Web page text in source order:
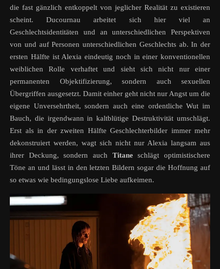
die fast gänzlich entkoppelt von jeglicher Realität zu existieren
scheint. Ducournau arbeitet sich hier viel an
Geschlechtsidentitäten und an unterschiedlichen Perspektiven
von und auf Personen unterschiedlichen Geschlechts ab. In der
ersten Hälfte ist Alexia eindeutig noch in einer konventionellen
weiblichen Rolle verhaftet und sieht sich nicht nur einer
permanenten Objektifizierung, sondern auch sexuellen
Übergriffen ausgesetzt. Damit einher geht nicht nur Angst um die
eigene Unversehrtheit, sondern auch eine ordentliche Wut im
Bauch, die irgendwann in kaltblütige Destruktivität umschlägt.
Erst als in der zweiten Hälfte Geschlechterbilder immer mehr
dekonstruiert werden, wagt sich nicht nur Alexia langsam aus
ihrer Deckung, sondern auch Titaneschlägt optimistischere
Töne an und lässt in den letzten Bildern sogar die Hoffnung auf
so etwas wie bedingungslose Liebe aufkeimen.